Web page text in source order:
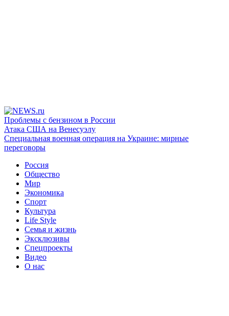
Проблемы с бензином в России
Атака США на Венесуэлу
Специальная военная операция на Украине: мирные
переговоры
Россия
Общество
Мир
Экономика
Спорт
Культура
Life Style
Семья и жизнь
Эксклюзивы
Спецпроекты
Видео
О нас